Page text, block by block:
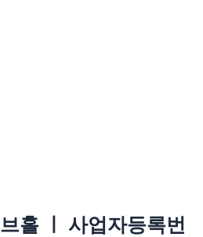
홀 ㅣ 사업자등록번